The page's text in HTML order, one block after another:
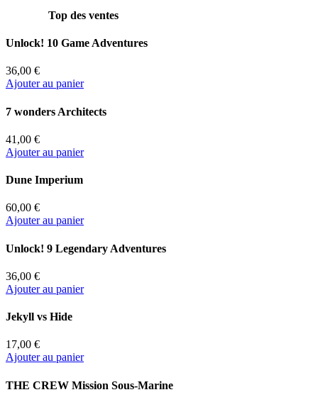
Top des ventes
Unlock! 10 Game Adventures
36,00 €
Ajouter au panier
7 wonders Architects
41,00 €
Ajouter au panier
Dune Imperium
60,00 €
Ajouter au panier
Unlock! 9 Legendary Adventures
36,00 €
Ajouter au panier
Jekyll vs Hide
17,00 €
Ajouter au panier
THE CREW Mission Sous-Marine